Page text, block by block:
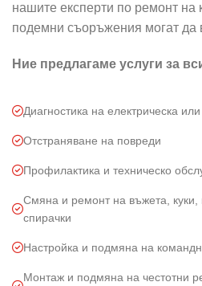
нашите експерти по ремонт на
подемни съоръжения могат да
Ние предлагаме услуги за
Диагностика на електрическа
Отстраняване на повреди
Профилактика и техническо
Смяна и ремонт на въжета, куки,
спирачки
Настройка и подмяна на
Монтаж и подмяна на честотни